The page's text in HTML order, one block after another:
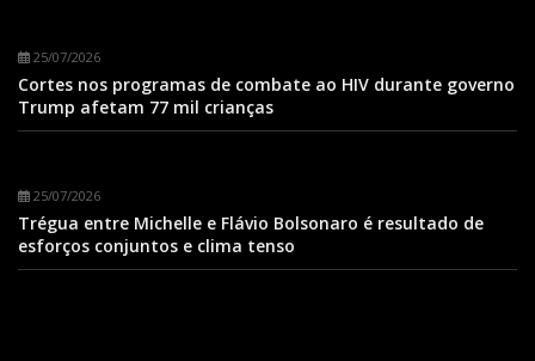
25/07/2026
Cortes nos programas de combate ao HIV durante governo
Trump afetam 77 mil crianças
25/07/2026
Trégua entre Michelle e Flávio Bolsonaro é resultado de
esforços conjuntos e clima tenso